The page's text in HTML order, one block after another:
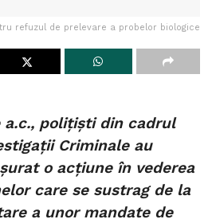
refuzul de prelevare a probelor biologice
poliţişti din cadrul
Criminale au
o acţiune în vederea
care se sustrag de la
a unor mandate de